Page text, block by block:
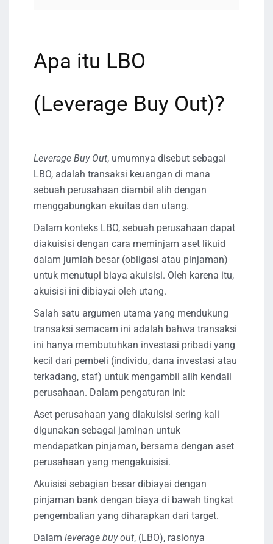
Apa itu LBO
(Leverage Buy Out)?
Leverage Buy Out, umumnya disebut sebagai
LBO, adalah transaksi keuangan di mana
sebuah perusahaan diambil alih dengan
menggabungkan ekuitas dan utang.
Dalam konteks LBO, sebuah perusahaan dapat
diakuisisi dengan cara meminjam aset likuid
dalam jumlah besar (obligasi atau pinjaman)
untuk menutupi biaya akuisisi. Oleh karena itu,
akuisisi ini dibiayai oleh utang.
Salah satu argumen utama yang mendukung
transaksi semacam ini adalah bahwa transaksi
ini hanya membutuhkan investasi pribadi yang
kecil dari pembeli (individu, dana investasi atau
terkadang, staf) untuk mengambil alih kendali
perusahaan. Dalam pengaturan ini:
Aset perusahaan yang diakuisisi sering kali
digunakan sebagai jaminan untuk
mendapatkan pinjaman, bersama dengan aset
perusahaan yang mengakuisisi.
Akuisisi sebagian besar dibiayai dengan
pinjaman bank dengan biaya di bawah tingkat
pengembalian yang diharapkan dari target.
Dalam leverage buy out, (LBO), rasionya